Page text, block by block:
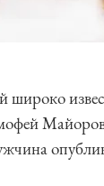
широко